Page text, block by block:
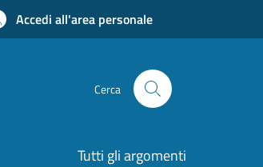
Accedi all'area personale
Cerca
Tutti gli argomenti